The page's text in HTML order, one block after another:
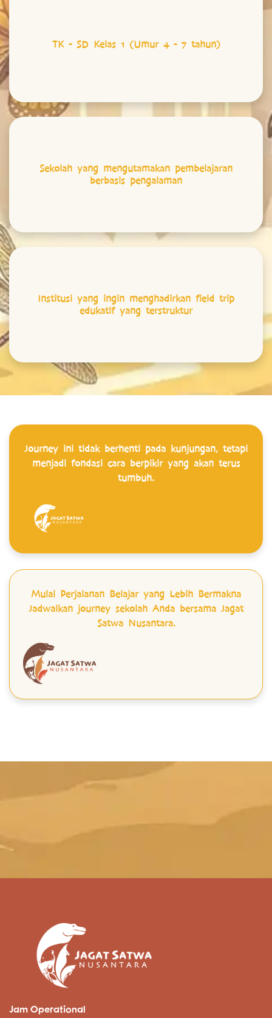
TK - SD Kelas 1 (Umur 4 - 7 tahun)
Sekolah yang mengutamakan pembelajaran
berbasis pengalaman
Institusi yang ingin menghadirkan field trip
edukatif yang terstruktur
Journey ini tidak berhenti pada kunjungan, tetapi
menjadi fondasi cara berpikir yang akan terus
tumbuh.
Mulai Perjalanan Belajar yang Lebih Bermakna
Jadwalkan journey sekolah Anda bersama Jagat
Satwa Nusantara.
Jam Operational